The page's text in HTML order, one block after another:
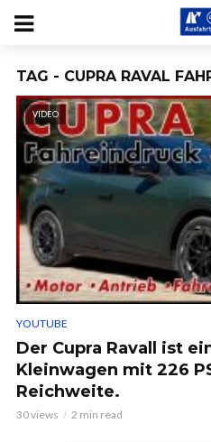
TAG - CUPRA RAVAL
VIDEO
YOUTUBE
Der Cupra Ravall ist
Kleinwagen mit 226
Reichweite.
30 views 2 min read